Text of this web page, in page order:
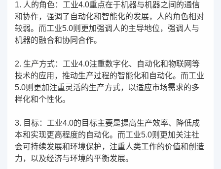
1. 人的角色：工业4.0重点在于机器与机器之间的通信
和协作，强调了自动化和智能化的发展，人的角色相对
较弱。而工业5.0则更加强调人的主导地位，强调人与
机器的融合和协同合作。
2. 生产方式：工业4.0注重数字化、自动化和物联网等
技术的应用，推动生产过程的智能化和自动化。而工业
5.0则更加注重灵活的生产方式，以适应市场需求的多
样化和个性化。
3. 目标：工业4.0的目标主要是提高生产效率、降低成
本和实现更高程度的自动化。而工业5.0则更加关注社
会可持续发展和环境保护，注重人类工作的价值和创造
力，以及经济与环境的平衡发展。